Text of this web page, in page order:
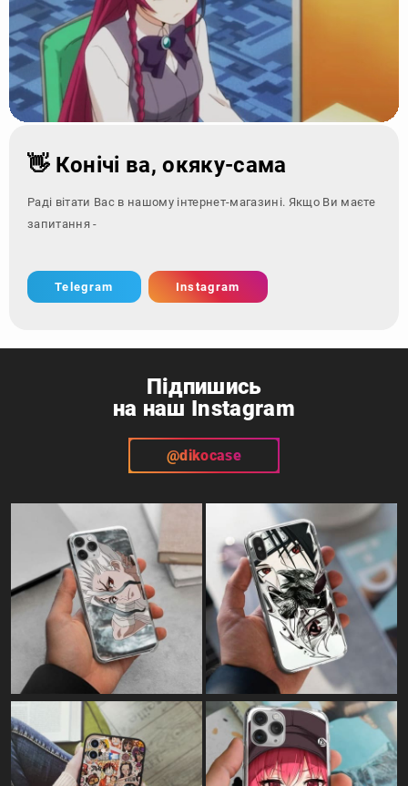
👋 Конічі ва, окяку-сама
Раді вітати Вас в нашому інтернет-магазині. Якщо Ви маєте
запитання - зверніться за
Telegram Instagram
Підпишись
на наш Instagram
@dikocase